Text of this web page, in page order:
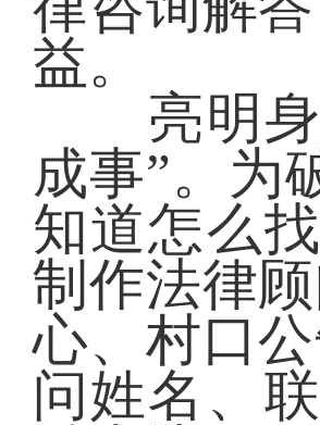
益。
亮明身
成事”。为
知道怎么
制作法律
心、村口
问姓名、